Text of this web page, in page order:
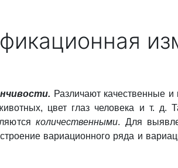
Различают качественные
цвет глаз человека и т. д.
количественными. Для
вариационного ряда и